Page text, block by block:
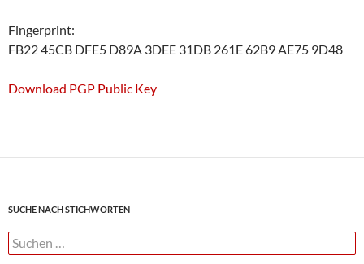
Fingerprint:
FB22 45CB DFE5 D89A 3DEE 31DB 261E 62B9 AE75 9D48
Download PGP Public Key
SUCHE NACH STICHWORTEN
Suchen
nach: